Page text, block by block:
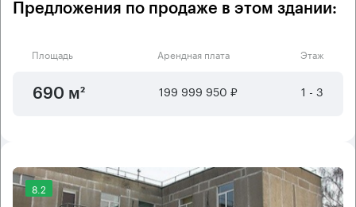
Предложения по продаже в этом здании:
Площадь Арендная плата Этаж
690 м² 199 999 950 ₽ 1 - 3
8.2